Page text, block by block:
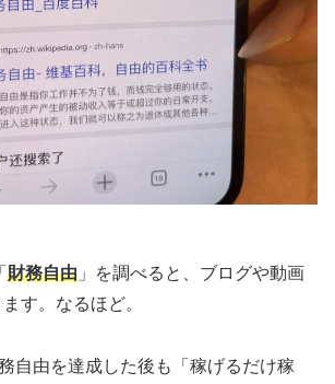
財務自由 」を調べると、ブログや動画
す。なるほど。
自由を達成した後も「稼げるだけ稼